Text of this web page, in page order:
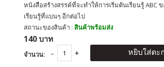
หนังสือสร้างสรรค์ที่จะทำให้การเริ่มต้นเรียนรู้ ABC
เรียนรู้ที่แบนๆ อีกต่อไป
สถานะของสินค้า : สินค้าพร้อมส่ง
140 บาท
จำนวน: หยิบใส่ตะ